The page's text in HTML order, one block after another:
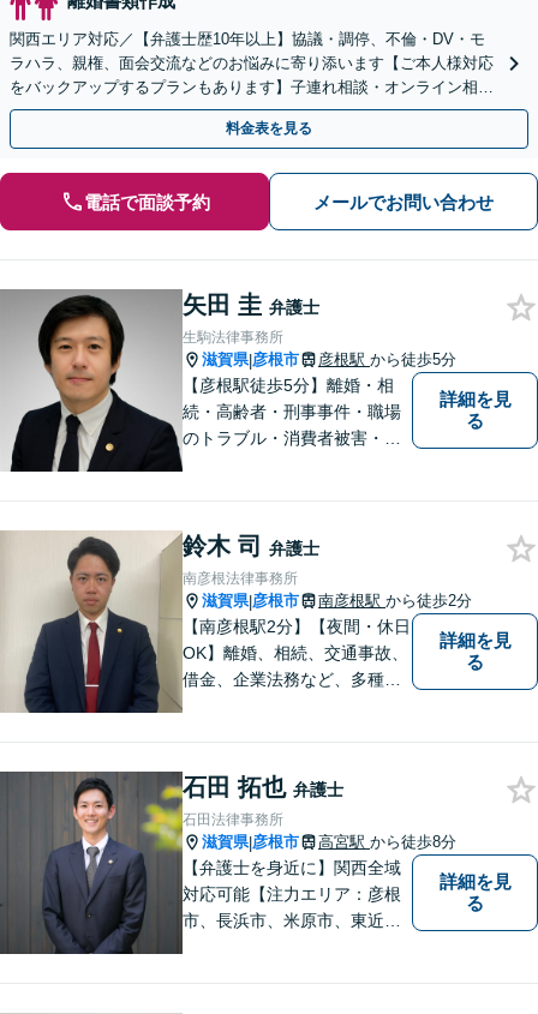
関西エリア対応／【弁護士歴10年以上】協議・調停、不倫・DV・モ
ラハラ、親権、面会交流などのお悩みに寄り添います【ご本人様対応
をバックアップするプランもあります】子連れ相談・オンライン相談
OK【直接初回面談30分無料】
料金表を見る
電話で面談予約 メールでお問い合わせ
矢田 圭 弁護士
生駒法律事務所
滋賀県|彦根市 彦根駅 から徒歩5分
【彦根駅徒歩5分】離婚・相
続・高齢者・刑事事件・職場
のトラブル・消費者被害・法
詳細を見
る
鈴木 司 弁護士
南彦根法律事務所
滋賀県|彦根市 南彦根駅 から徒歩2分
【南彦根駅2分】【夜間・休日
OK】離婚、相続、交通事故、
借金、企業法務など、多種多
をモットーに、皆様それぞれ
に合った解決を図ってまいり
ます。お気軽にご相談くださ
い。
詳細を見
る
石田 拓也 弁護士
石田法律事務所
滋賀県|彦根市 高宮駅 から徒歩8分
【弁護士を身近に】関西全域
対応可能【注力エリア：彦根
市、長浜市、米原市、東近江
詳細を見
る